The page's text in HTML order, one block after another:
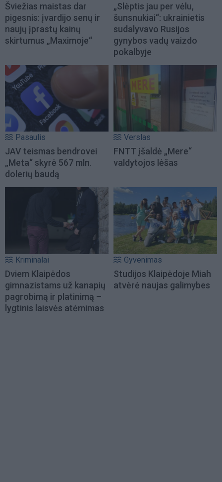
Šviežias maistas dar
pigesnis: įvardijo senų ir
naujų įprastų kainų
skirtumus „Maximoje“
„Slėptis jau per vėlu,
šunsnukiai“: ukrainietis
sudalyvavo Rusijos
gynybos vadų vaizdo
pokalbyje
Pasaulis
JAV teismas bendrovei
„Meta“ skyrė 567 mln.
dolerių baudą
Verslas
FNTT įšaldė „Mere“
valdytojos lėšas
Kriminalai
Dviem Klaipėdos
gimnazistams už kanapių
pagrobimą ir platinimą –
lygtinis laisvės atėmimas
Gyvenimas
Studijos Klaipėdoje Miah
atvėrė naujas galimybes